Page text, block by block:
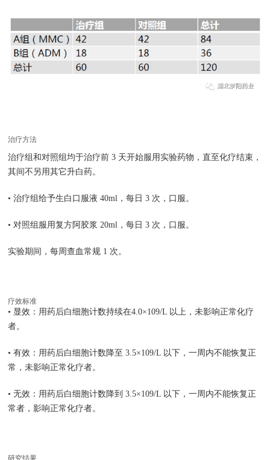
治疗方法
治疗组和对照组均于治疗前 3 天开始服用实验药物，直至化疗结束，
其间不另用其它升白药。
• 治疗组给予生白口服液 40ml，每日 3 次，口服。
• 对照组服用复方阿胶浆 20ml，每日 3 次，口服。
实验期间，每周查血常规 1 次。
疗效标准
• 显效：用药后白细胞计数持续在4.0×109/L 以上，未影响正常化疗
者。
• 有效：用药后白细胞计数降至 3.5×109/L 以下，一周内不能恢复正
常，未影响正常化疗者。
• 无效：用药后白细胞计数降到 3.5×109/L 以下，一周内不能恢复正
常者，影响正常化疗者。
研究结果